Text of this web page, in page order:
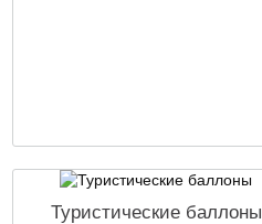
Туристические баллоны